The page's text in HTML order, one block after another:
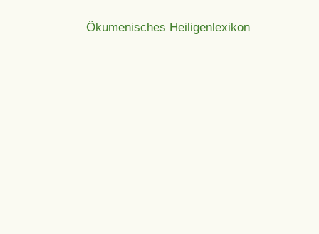
Ökumenisches Heiligenlexikon